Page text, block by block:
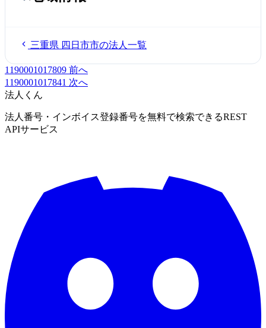
三重県 四日市市の法人一覧
1190001017809 前へ
1190001017841 次へ
法人くん
法人番号・インボイス登録番号を無料で検索できるREST
APIサービス